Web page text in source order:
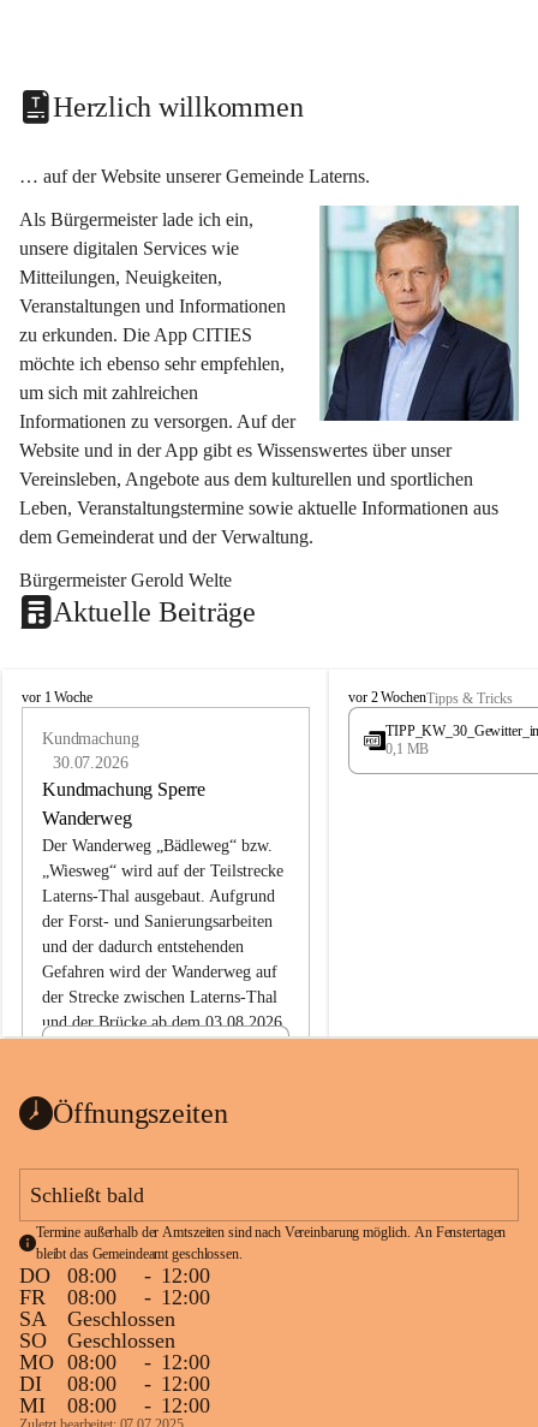
Herzlich willkommen
… auf der Website unserer Gemeinde Laterns.
Als Bürgermeister lade ich ein,
unsere digitalen Services wie
Mitteilungen, Neuigkeiten,
Veranstaltungen und Informationen
zu erkunden. Die App CITIES
möchte ich ebenso sehr empfehlen,
um sich mit zahlreichen
Informationen zu versorgen. Auf der
Website und in der App gibt es Wissenswertes über unser
Vereinsleben, Angebote aus dem kulturellen und sportlichen
Leben, Veranstaltungstermine sowie aktuelle Informationen aus
dem Gemeinderat und der Verwaltung.
Bürgermeister Gerold Welte
Aktuelle Beiträge
L
vor 1 Woche
Kundmachung
30.07.2026
Kundmachung Sperre
Wanderweg
Der Wanderweg „Bädleweg“ bzw.
„Wiesweg“ wird auf der Teilstrecke
Laterns-Thal ausgebaut. Aufgrund
der Forst- und Sanierungsarbeiten
und der dadurch entstehenden
Gefahren wird der Wanderweg auf
der Strecke zwischen Laterns-Thal
und der Brücke ab dem 03.08.2026
ht
1 Seite•0,1 MB
L
a
e
vor 2 WochenTipps & Tricks
0,1 MB
Öffnungszeiten
Schließt bald
Termine außerhalb der Amtszeiten sind nach Vereinbarung möglich. An Fenstertagen
bleibt das Gemeindeamt geschlossen.
DO 08:00 - 12:00
FR
08:00 - 12:00
SA
Geschlossen
SO
Geschlossen
MO 08:00 - 12:00
DI
08:00 - 12:00
MI
08:00 - 12:00